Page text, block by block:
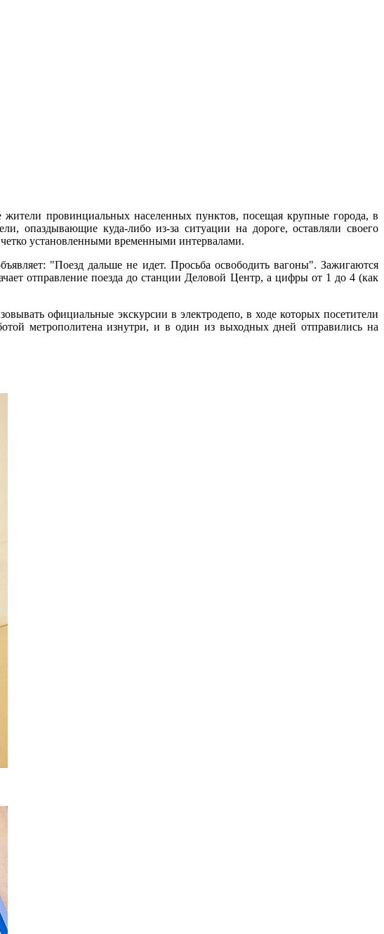
провинциальных населенных пунктов, посещая крупные города, в
опаздывающие куда-либо из-за ситуации на дороге, оставляли своего
установленными временными интервалами.
"Поезд дальше не идет. Просьба освободить вагоны". Зажигаются
отправление поезда до станции Деловой Центр, а цифры от 1 до 4 (как
официальные экскурсии в электродепо, в ходе которых посетители
метрополитена изнутри, и в один из выходных дней отправились на